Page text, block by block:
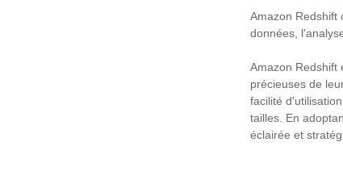
Amazon Redshift
données,
Amazon Redshift
précieuses de
facilité
tailles. En
éclairée et